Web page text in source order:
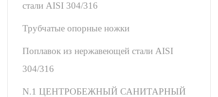
стали AISI 304/316
Трубчатые опорные ножки
Поплавок из нержавеющей стали AISI
304/316
N.1 ЦЕНТРОБЕЖНЫЙ САНИТАРНЫЙ